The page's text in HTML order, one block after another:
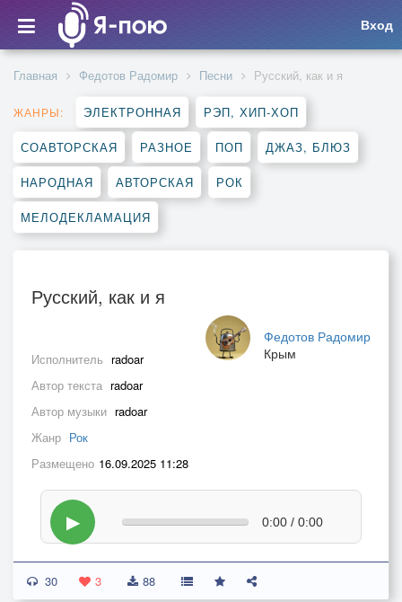
Вход
Главная Федотов Радомир Песни Русский, как и я
ЖАНРЫ: ЭЛЕКТРОННАЯ РЭП, ХИП-ХОП
СОАВТОРСКАЯ РАЗНОЕ ПОП ДЖАЗ, БЛЮЗ
НАРОДНАЯ АВТОРСКАЯ РОК
МЕЛОДЕКЛАМАЦИЯ
Русский, как и я
Федотов Радомир
Крым
Исполнитель radoar
Автор текста radoar
Автор музыки radoar
Жанр Рок
Размещено 16.09.2025 11:28
▶ 0:00 / 0:00
30 3 88